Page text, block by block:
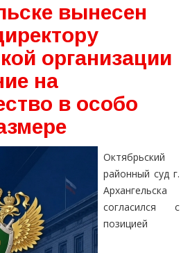
вынесен
организации
на
в особо
Октябрьский
районный суд г.
Архангельска
согласился с
позицией